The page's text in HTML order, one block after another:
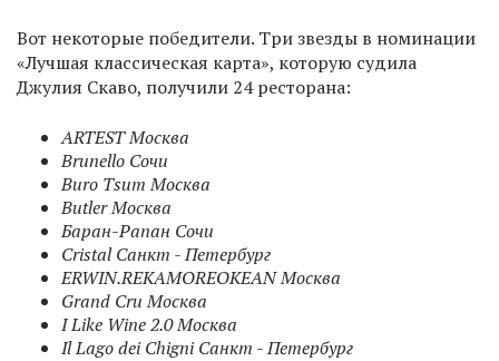
Вот некоторые победители. Три звезды в номинации
«Лучшая классическая карта», которую судила
Джулия Скаво, получили 24 ресторана:
ARTEST Москва
Brunello Сочи
Buro Tsum Москва
Butler Москва
Баран-Рапан Сочи
Cristal Санкт - Петербург
ERWIN.REKAMOREOKEAN Москва
Grand Cru Москва
I Like Wine 2.0 Москва
Il Lago dei Chigni Санкт - Петербург